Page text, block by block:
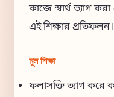
কাজে স্বার্থ ত্যাগ
এই শিক্ষার প্রতিফলন।
মূল শিক্ষা
ফলাসক্তি ত্যাগ করে